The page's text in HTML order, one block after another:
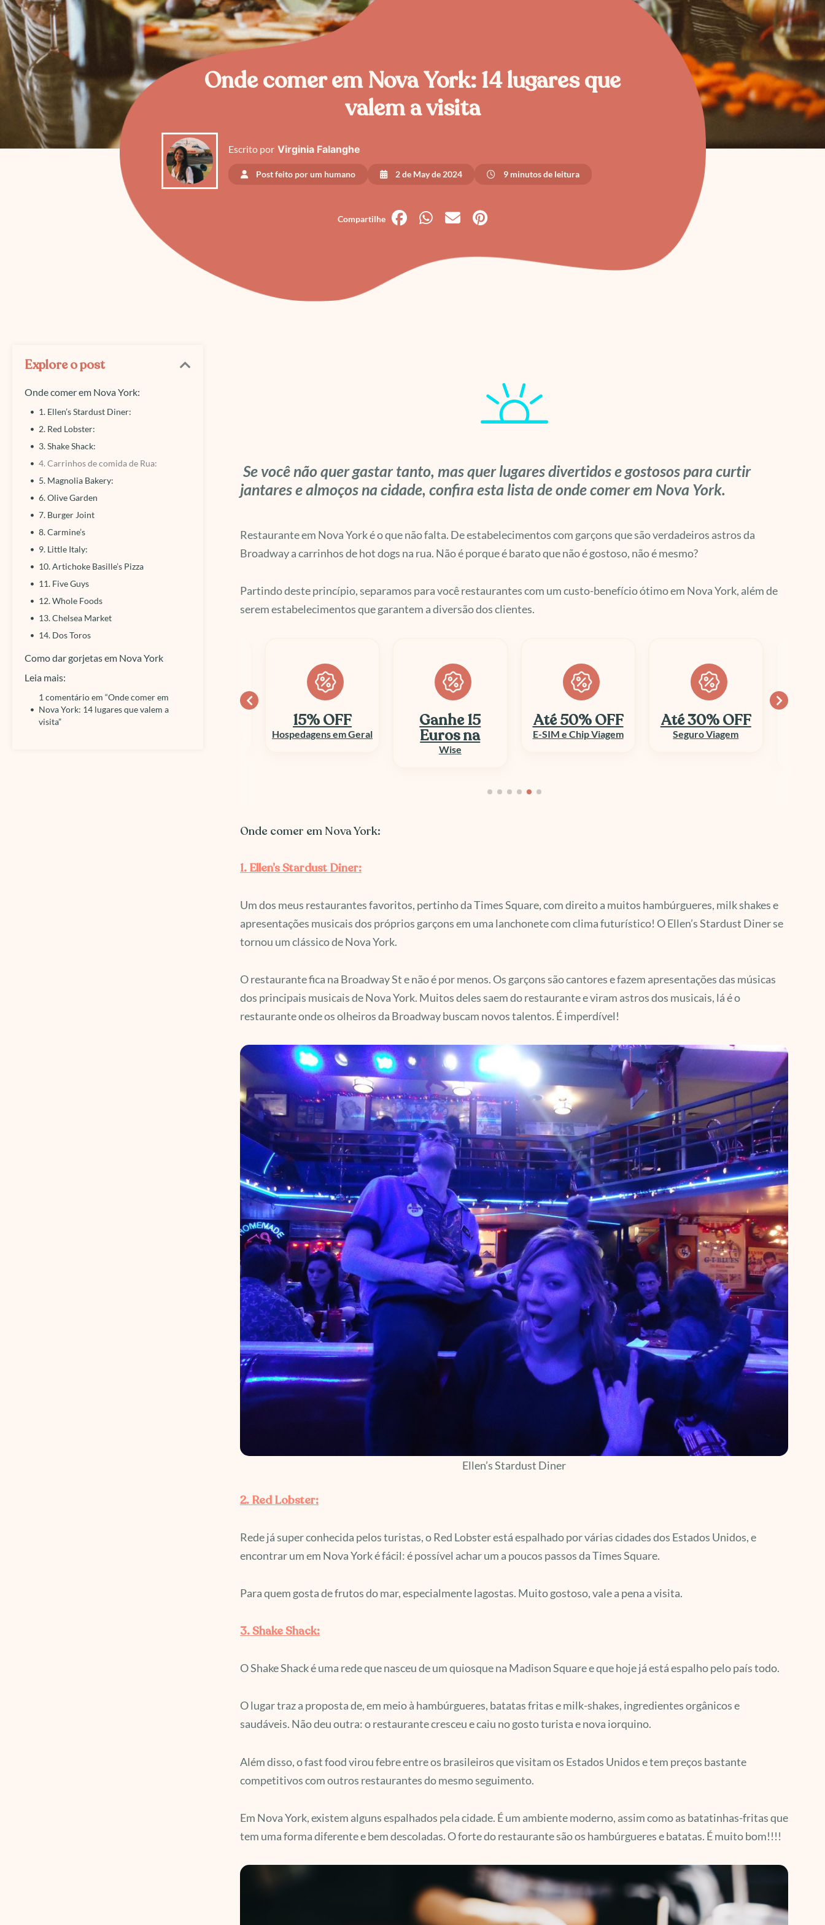
Onde comer em Nova York: 14 lugares que
valem a visita
Escrito por Virginia Falanghe
Post feito por um humano 2 de May de 2024 9 minutos de leitura
Explore o post
Onde comer em Nova York:
1. Ellen’s Stardust Diner:
2. Red Lobster:
3. Shake Shack:
4. Carrinhos de comida de Rua:
5. Magnolia Bakery:
6. Olive Garden
7. Burger Joint
8. Carmine’s
9. Little Italy:
10. Artichoke Basille’s Pizza
11. Five Guys
12. Whole Foods
13. Chelsea Market
14. Dos Toros
Como dar gorjetas em Nova York
Leia mais:
1 comentário em “Onde comer em
Nova York: 14 lugares que valem a
visita”
Se você não quer gastar tanto, mas quer lugares divertidos e gostosos para curtir
jantares e almoços na cidade, confira esta lista de onde comer em Nova York.
Restaurante em Nova York é o que não falta. De estabelecimentos com garçons que são verdadeiros astros da
Broadway a carrinhos de hot dogs na rua. Não é porque é barato que não é gostoso, não é mesmo?
Partindo deste princípio, separamos para você restaurantes com um custo-benefício ótimo em Nova York, além de
serem estabelecimentos que garantem a diversão dos clientes.
10% OFF Ganhe 15
Euros na
Até 50% OFF
E-SIM e Chip Viagem
Até 30% OFF
Seguro Viagem
Economize
até 70%
Onde comer em Nova York:
1. Ellen’s Stardust Diner:
Um dos meus restaurantes favoritos, pertinho da Times Square, com direito a muitos hambúrgueres, milk shakes e
apresentações musicais dos próprios garçons em uma lanchonete com clima futurístico! O Ellen’s Stardust Diner se
tornou um clássico de Nova York.
O restaurante fica na Broadway St e não é por menos. Os garçons são cantores e fazem apresentações das músicas
dos principais musicais de Nova York. Muitos deles saem do restaurante e viram astros dos musicais, lá é o
restaurante onde os olheiros da Broadway buscam novos talentos. É imperdível!
Ellen’s Stardust Diner
2. Red Lobster:
Rede já super conhecida pelos turistas, o Red Lobster está espalhado por várias cidades dos Estados Unidos, e
encontrar um em Nova York é fácil: é possível achar um a poucos passos da Times Square.
Para quem gosta de frutos do mar, especialmente lagostas. Muito gostoso, vale a pena a visita.
3. Shake Shack:
O Shake Shack é uma rede que nasceu de um quiosque na Madison Square e que hoje já está espalho pelo país todo.
O lugar traz a proposta de, em meio à hambúrgueres, batatas fritas e milk-shakes, ingredientes orgânicos e
saudáveis. Não deu outra: o restaurante cresceu e caiu no gosto turista e nova iorquino.
Além disso, o fast food virou febre entre os brasileiros que visitam os Estados Unidos e tem preços bastante
competitivos com outros restaurantes do mesmo seguimento.
Em Nova York, existem alguns espalhados pela cidade. É um ambiente moderno, assim como as batatinhas-fritas que
tem uma forma diferente e bem descoladas. O forte do restaurante são os hambúrgueres e batatas. É muito bom!!!!